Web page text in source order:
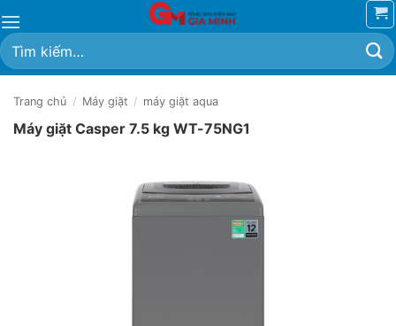
qua
nội
dung
Tìm
kiếm:
Trang chủ / Máy giặt / máy giặt aqua
Máy giặt Casper 7.5 kg WT-75NG1